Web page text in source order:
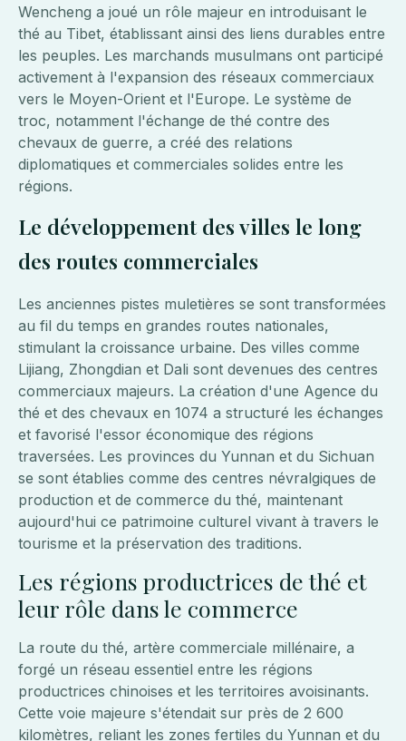
Wencheng a joué un rôle majeur en introduisant le
thé au Tibet, établissant ainsi des liens durables entre
les peuples. Les marchands musulmans ont participé
activement à l'expansion des réseaux commerciaux
vers le Moyen-Orient et l'Europe. Le système de
troc, notamment l'échange de thé contre des
chevaux de guerre, a créé des relations
diplomatiques et commerciales solides entre les
régions.
Le développement des villes le long
des routes commerciales
Les anciennes pistes muletières se sont transformées
au fil du temps en grandes routes nationales,
stimulant la croissance urbaine. Des villes comme
Lijiang, Zhongdian et Dali sont devenues des centres
commerciaux majeurs. La création d'une Agence du
thé et des chevaux en 1074 a structuré les échanges
et favorisé l'essor économique des régions
traversées. Les provinces du Yunnan et du Sichuan
se sont établies comme des centres névralgiques de
production et de commerce du thé, maintenant
aujourd'hui ce patrimoine culturel vivant à travers le
tourisme et la préservation des traditions.
Les régions productrices de thé et
leur rôle dans le commerce
La route du thé, artère commerciale millénaire, a
forgé un réseau essentiel entre les régions
productrices chinoises et les territoires avoisinants.
Cette voie majeure s'étendait sur près de 2 600
kilomètres, reliant les zones fertiles du Yunnan et du